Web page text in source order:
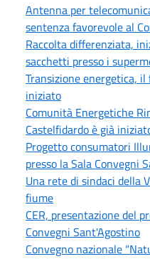
Antenna per
sentenza favorevole al
Raccolta differenziata,
sacchetti presso i
Transizione energetica,
iniziato
Comunità Energetiche
Castelfidardo è già
Progetto consumatori
presso la Sala Convegni
Una rete di sindaci della
fiume
CER, presentazione del
Convegni Sant'Agostino
Convegno nazionale